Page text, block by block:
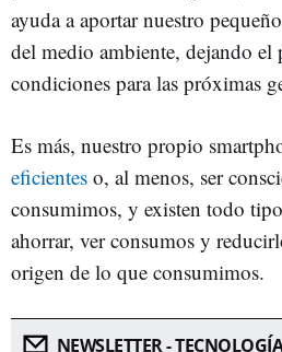
ayuda a aportar nuestro
del medio ambiente, dejando el
condiciones para las próximas
Es más, nuestro propio
eficientes o, al menos, ser
consumimos, y existen todo
ahorrar, ver consumos y
origen de lo que consumimos.
NEWSLETTER - TECNOLOGÍA